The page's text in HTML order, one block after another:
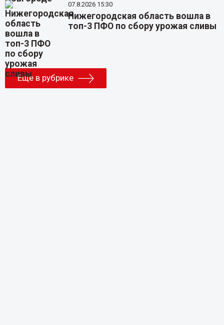
07.8.2026 15:30
Нижегородская область вошла в
топ-3 ПФО по сбору урожая сливы
Еще в рубрике